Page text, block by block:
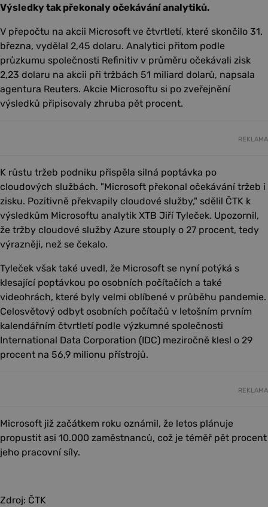
Výsledky tak překonaly očekávání analytiků.
V přepočtu na akcii Microsoft ve čtvrtletí, které skončilo 31.
března, vydělal 2,45 dolaru. Analytici přitom podle
průzkumu společnosti Refinitiv v průměru očekávali zisk
2,23 dolaru na akcii při tržbách 51 miliard dolarů, napsala
agentura Reuters. Akcie Microsoftu si po zveřejnění
výsledků připisovaly zhruba pět procent.
REKLAMA
K růstu tržeb podniku přispěla silná poptávka po
cloudových službách. "Microsoft překonal očekávání tržeb i
zisku. Pozitivně překvapily cloudové služby," sdělil ČTK k
výsledkům Microsoftu analytik XTB Jiří Tyleček. Upozornil,
že tržby cloudové služby Azure stouply o 27 procent, tedy
výrazněji, než se čekalo.
Tyleček však také uvedl, že Microsoft se nyní potýká s
klesající poptávkou po osobních počítačích a také
videohrách, které byly velmi oblíbené v průběhu pandemie.
Celosvětový odbyt osobních počítačů v letošním prvním
kalendářním čtvrtletí podle výzkumné společnosti
International Data Corporation (IDC) meziročně klesl o 29
procent na 56,9 milionu přístrojů.
REKLAMA
Microsoft již začátkem roku oznámil, že letos plánuje
propustit asi 10.000 zaměstnanců, což je téměř pět procent
jeho pracovní síly.
Zdroj: ČTK